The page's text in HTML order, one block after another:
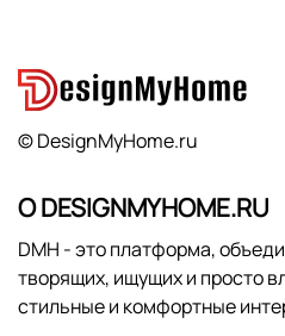
© DesignMyHome.ru
О DESIGNMYHOME.RU
DMH - это платформа,
творящих, ищущих и просто
стильные и комфортные